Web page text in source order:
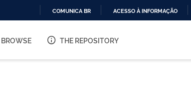
O
COMUNICA BR ACESSO À INFORMAÇÃO
BROWSE THE REPOSITORY